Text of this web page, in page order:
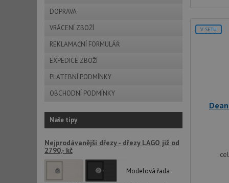
DOPRAVA
VRÁCENÍ ZBOŽÍ
REKLAMAČNÍ FORMULÁŘ
EXPEDICE ZBOŽÍ
PLATEBNÍ PODMÍNKY
OBCHODNÍ PODMÍNKY
Naše tipy
Nejprodávanější dřezy - dřezy LAGO již od
2790,- kč
Modelová řada
V SETU
CookieScriptConsent